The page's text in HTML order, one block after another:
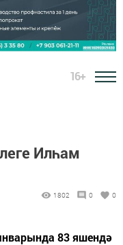
16+
Илһам
1802 0 0
83 яшендә